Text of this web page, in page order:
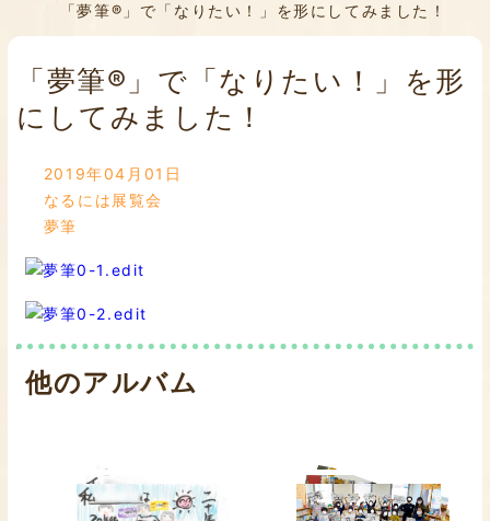
「夢筆®」で「なりたい！」を形にしてみました！
「夢筆®」で「なりたい！」を形
にしてみました！
2019年04月01日
なるには展覧会
夢筆
他のアルバム